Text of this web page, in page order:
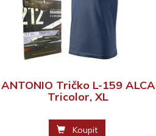
ANTONIO Tričko L-159 ALCA
Tricolor, XL
Koupit